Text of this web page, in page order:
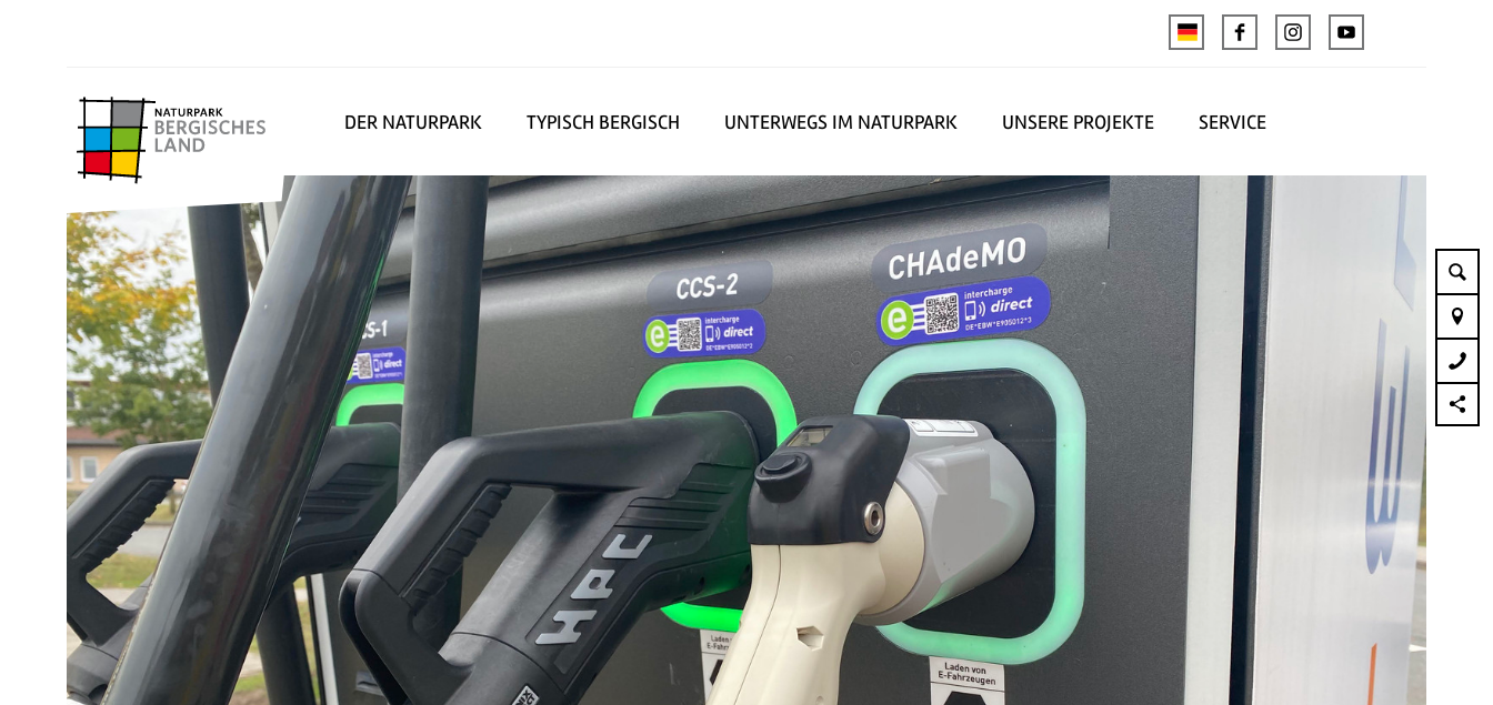
DER NATURPARK TYPISCH BERGISCH UNTERWEGS IM NATURPARK UNSERE PROJEKTE SERVICE